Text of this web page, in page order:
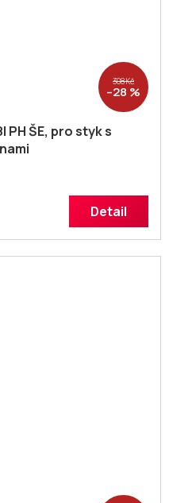
308 Kč
–28 %
PH ŠE, pro styk s
Detail